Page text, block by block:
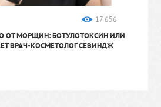
17 656
ОТ МОРЩИН: БОТУЛОТОКСИН ИЛИ
ВРАЧ-КОСМЕТОЛОГ СЕВИНДЖ